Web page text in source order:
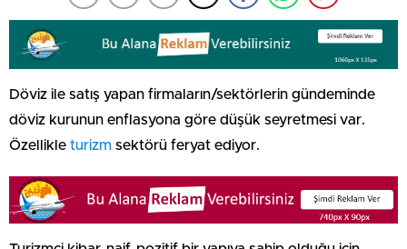
Döviz ile satış yapan firmaların/sektörlerin gündeminde
döviz kurunun enflasyona göre düşük seyretmesi var.
Özellikle turizm sektörü feryat ediyor.